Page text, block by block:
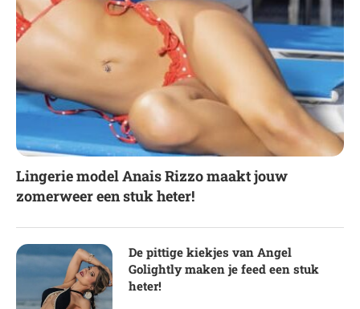
Lingerie model Anais Rizzo maakt jouw
zomerweer een stuk heter!
De pittige kiekjes van Angel
Golightly maken je feed een stuk
heter!